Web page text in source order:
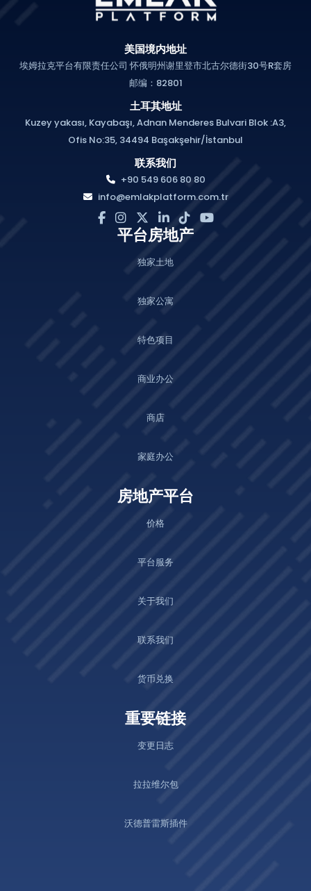
美国境内地址
埃姆拉克平台有限责任公司 怀俄明州谢里登市北古尔德街30号R套房
邮编：82801
土耳其地址
Kuzey yakası, Kayabaşı, Adnan Menderes Bulvari Blok :A3,
Ofis No:35, 34494 Başakşehir/İstanbul
联系我们
+90 549 606 80 80
info@emlakplatform.com.tr
平台房地产
独家土地
独家公寓
特色项目
商业办公
商店
家庭办公
房地产平台
价格
平台服务
关于我们
联系我们
货币兑换
重要链接
变更日志
拉拉维尔包
沃德普雷斯插件